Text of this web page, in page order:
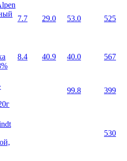
7.7 29.0 53.0 525
8.4 40.9 40.0 567
99.8 399
530